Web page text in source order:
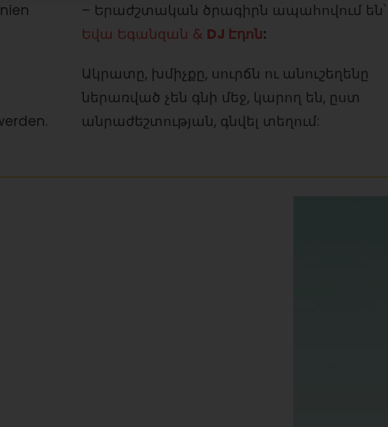
– Երաժշտական ծրագիրն ապահովում են՝
Եվա Եգանզան & DJ Էդոն:
Ակրատը, խմիչքը, սուրճն ու անուշեղենը
ներառված չեն գնի մեջ, կարող են, ըստ
անրաժեշտության, գնվել տեղում: